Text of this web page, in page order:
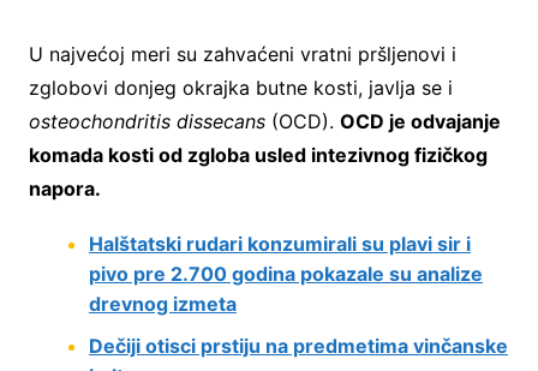
U najvećoj meri su zahvaćeni vratni pršljenovi i
zglobovi donjeg okrajka butne kosti, javlja se i
osteochondritis dissecans (OCD). OCD je odvajanje
komada kosti od zgloba usled intezivnog fizičkog
napora.
Halštatski rudari konzumirali su plavi sir i
pivo pre 2.700 godina pokazale su analize
drevnog izmeta
Dečiji otisci prstiju na predmetima vinčanske